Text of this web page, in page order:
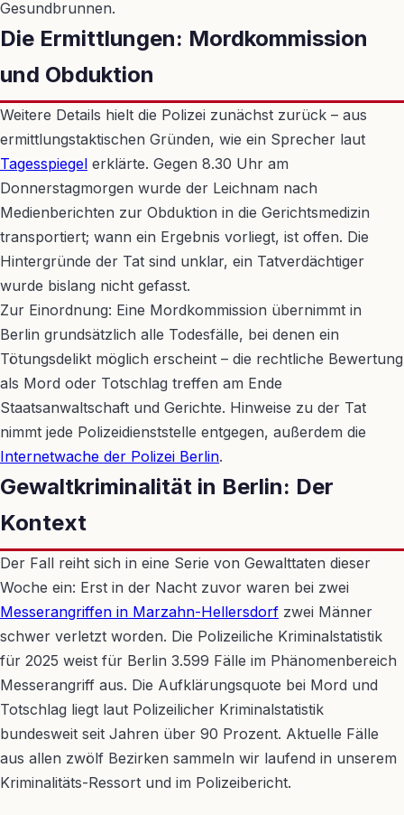
Gesundbrunnen.
Die Ermittlungen: Mordkommission
und Obduktion
Weitere Details hielt die Polizei zunächst zurück – aus
ermittlungstaktischen Gründen, wie ein Sprecher laut
Tagesspiegel erklärte. Gegen 8.30 Uhr am
Donnerstagmorgen wurde der Leichnam nach
Medienberichten zur Obduktion in die Gerichtsmedizin
transportiert; wann ein Ergebnis vorliegt, ist offen. Die
Hintergründe der Tat sind unklar, ein Tatverdächtiger
wurde bislang nicht gefasst.
Zur Einordnung: Eine Mordkommission übernimmt in
Berlin grundsätzlich alle Todesfälle, bei denen ein
Tötungsdelikt möglich erscheint – die rechtliche Bewertung
als Mord oder Totschlag treffen am Ende
Staatsanwaltschaft und Gerichte. Hinweise zu der Tat
nimmt jede Polizeidienststelle entgegen, außerdem die
Internetwache der Polizei Berlin.
Gewaltkriminalität in Berlin: Der
Kontext
Der Fall reiht sich in eine Serie von Gewalttaten dieser
Woche ein: Erst in der Nacht zuvor waren bei zwei
Messerangriffen in Marzahn-Hellersdorf zwei Männer
schwer verletzt worden. Die Polizeiliche Kriminalstatistik
für 2025 weist für Berlin 3.599 Fälle im Phänomenbereich
Messerangriff aus. Die Aufklärungsquote bei Mord und
Totschlag liegt laut Polizeilicher Kriminalstatistik
bundesweit seit Jahren über 90 Prozent. Aktuelle Fälle
aus allen zwölf Bezirken sammeln wir laufend in unserem
Kriminalitäts-Ressort und im Polizeibericht.